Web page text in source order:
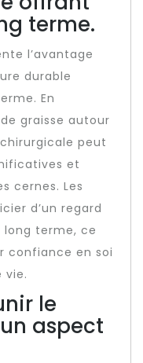
terme.
l’avantage
durable
En
graisse autour
peut
et
cernes. Les
d’un regard
terme, ce
confiance en soi
vie.
le
aspect